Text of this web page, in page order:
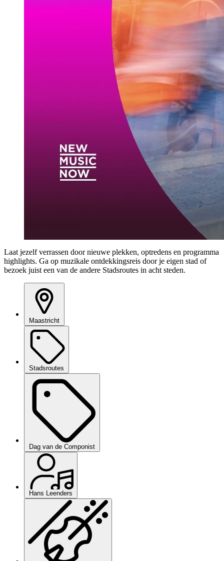
Laat jezelf verrassen door nieuwe plekken, optredens en programma
highlights. Ga op muzikale ontdekkingsreis door je eigen stad of
bezoek juist een van de andere Stadsroutes in acht steden.
Maastricht
Stadsroutes
Dag van de Componist
Hans Leenders